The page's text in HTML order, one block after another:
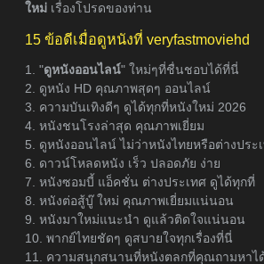
ใหม่ เรื่องโปรดของท่าน
15 ข้อดีเมื่อดูหนังที่ veryfastmoviehd
1. "ดูหนังออนไลน์" ใหม่ๆที่ชื่นชอบได้ที่นี่
2. ดูหนัง HD คุณภาพสุดๆ ออนไลน์
3. ความบันเทิงดีๆ ดูได้ทุกที่หนังใหม่ 2026
4. หนังชนโรงล่าสุด คุณภาพเยี่ยม
5. ดูหนังออนไลน์ ไม่ว่าหนังไทยหรือต่างประ
6. ดาวน์โหลดหนัง เร็ว ปลอดภัย ง่าย
7. หนังซอมบี้ แอ็คชั่น ต่างประเทศ ดูได้ทุกที่
8. หนังต่อสู้บู๊ ใหม่ คุณภาพเยี่ยมแน่นอน
9. หนังมาใหม่แนะนำ ดูแล้วติดใจแน่นอน
10. พากย์ไทยชัดๆ ดูสบายใจทุกเรื่องที่นี่
11. ความสนุกสนานที่หนังตลกที่คุณถามหาไ